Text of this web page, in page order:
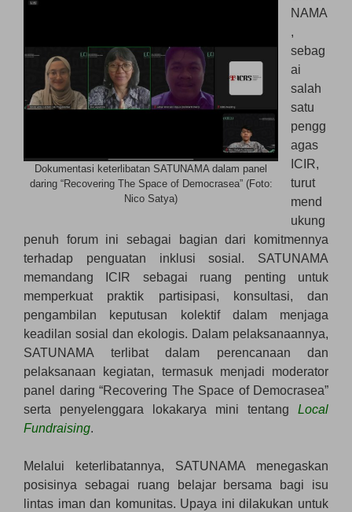
Dokumentasi keterlibatan SATUNAMA dalam panel
daring “Recovering The Space of Democrasea” (Foto:
Nico Satya)
NAMA
,
sebag
ai
salah
satu
pengg
agas
ICIR,
turut
mend
ukung
penuh forum ini sebagai bagian dari komitmennya
terhadap penguatan inklusi sosial. SATUNAMA
memandang ICIR sebagai ruang penting untuk
memperkuat praktik partisipasi, konsultasi, dan
pengambilan keputusan kolektif dalam menjaga
keadilan sosial dan ekologis. Dalam pelaksanaannya,
SATUNAMA terlibat dalam perencanaan dan
pelaksanaan kegiatan, termasuk menjadi moderator
panel daring “Recovering The Space of Democrasea”
serta penyelenggara lokakarya mini tentang Local
Fundraising.
Melalui keterlibatannya, SATUNAMA menegaskan
posisinya sebagai ruang belajar bersama bagi isu
lintas iman dan komunitas. Upaya ini dilakukan untuk